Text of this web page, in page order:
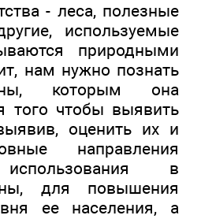
- леса, полезные
используемые
природными
нам нужно познать
которым она
того чтобы выявить
оценить их и
направления
в
для повышения
ее населения, а